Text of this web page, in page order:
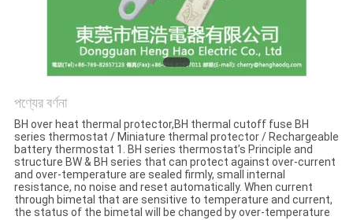
PRIVACY
POLICY
পণ্যের বর্ণনা
BH over heat thermal protector,BH thermal cutoff fuse BH
series thermostat / Miniature thermal protector / Rechargeable
battery thermostat 1. BH series thermostat’s Principle and
structure BW & BH series that can protect against over-current
and over-temperature are sealed firmly, small internal
resistance, no noise and reset automatically. When current
through bimetal that are sensitive to temperature and current,
the status of the bimetal will be changed by over-temperature